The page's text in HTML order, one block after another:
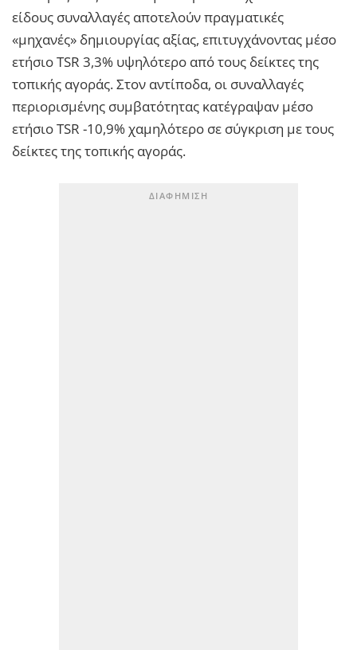
είδους συναλλαγές αποτελούν πραγματικές
«μηχανές» δημιουργίας αξίας, επιτυγχάνοντας μέσο
ετήσιο TSR 3,3% υψηλότερο από τους δείκτες της
τοπικής αγοράς. Στον αντίποδα, οι συναλλαγές
περιορισμένης συμβατότητας κατέγραψαν μέσο
ετήσιο TSR -10,9% χαμηλότερο σε σύγκριση με τους
δείκτες της τοπικής αγοράς.